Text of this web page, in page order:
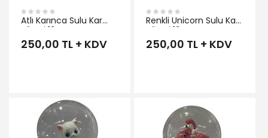
Atlı Karınca Sulu Kar
Küresi 12 cm
250,00 TL + KDV
Renkli Unicorn Sulu Kar
Küresi 12 cm
250,00 TL + KDV
İNCELE